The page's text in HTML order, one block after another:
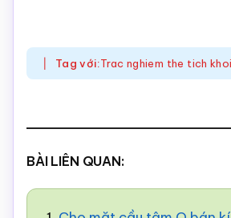
Tag với:Trac nghiem the tich
BÀI LIÊN QUAN: